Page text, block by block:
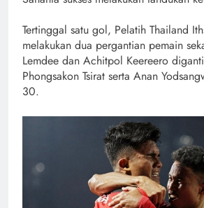
Tertinggal satu gol, Pelatih Thailand
melakukan dua pergantian pemain
Lemdee dan Achitpol Keereero
Phongsakon Tsirat serta Anan
30.